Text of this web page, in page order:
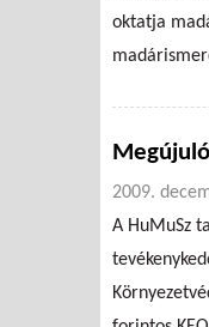
oktatja
2009.
A HuMuSz